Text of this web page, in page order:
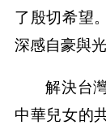
了殷切希望
深感自豪與光
解決台
中華兒女的